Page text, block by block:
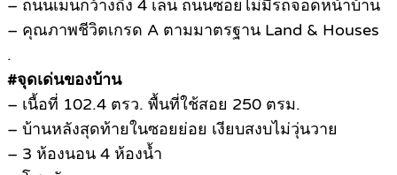
– ถนนเมนกว้างถึง 4 เลน ถนนซอยไม่มีรถจอดหน้าบ้าน
– คุณภาพชีวิตเกรด A ตามมาตรฐาน Land & Houses
.
#จุดเด่นของบ้าน
– เนื้อที่ 102.4 ตรว. พื้นที่ใช้สอย 250 ตรม.
– บ้านหลังสุดท้ายในซอยย่อย เงียบสงบไม่วุ่นวาย
– 3 ห้องนอน 4 ห้องน้ำ